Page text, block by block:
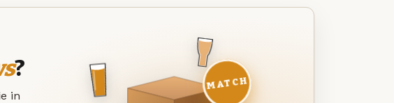
?
in
MATCH